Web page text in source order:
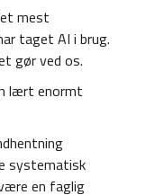
mest
taget AI i brug.
gør ved os.
lært enormt
systematisk
en faglig